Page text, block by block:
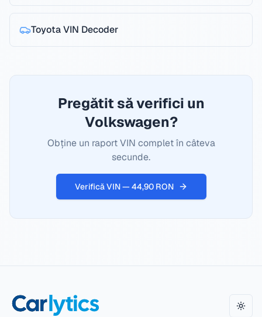
ToyotaVIN Decoder
Pregătit să verifici un
Volkswagen?
Obține un raport VIN complet în câteva
secunde.
Verifică VIN — 44,90 RON